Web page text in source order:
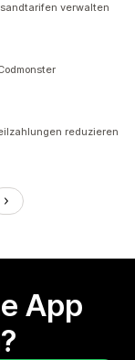
verwalten
reduzieren
App